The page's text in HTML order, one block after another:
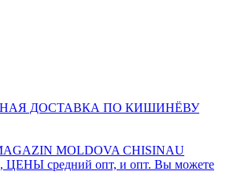
ДОСТАВКА ПО КИШИНЁВУ
MOLDOVA CHISINAU
ЦЕНЫ средний опт, и опт. Вы можете